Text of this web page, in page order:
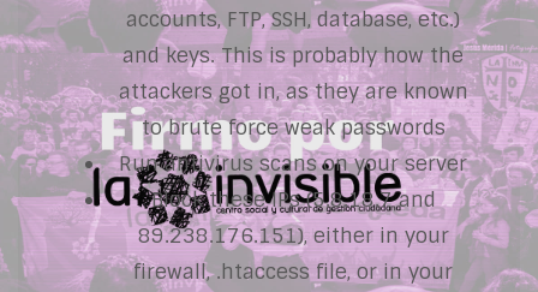
accounts, FTP, SSH, database, etc.)
and keys. This is probably how the
attackers got in, as they are known
to brute force weak passwords
Run antivirus scans on your server
Block these IPs (5.8.18.7 and
89.238.176.151), either in your
firewall, .htaccess file, or in your